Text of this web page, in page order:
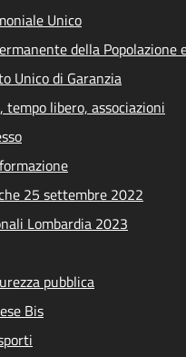
Unico
della Popolazione
Unico di Garanzia
tempo libero, associazioni
25 settembre 2022
Lombardia 2023
pubblica
Bis